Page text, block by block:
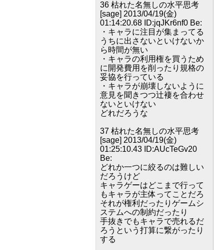
36 枯れた名無しの水平思考
[sage] 2013/04/19(金)
01:14:20.68 ID:jqJKr6nf0 Be:
・キャラに注目が集まってる
うちに出さないといけないか
ら時間が無い
・キャラの利用権を買うため
に開発費用を削ったり規格の
妥協を行っている
・キャラが崩壊しないように
意見を聞きつつ辻褄を合わせ
ないといけない
どれだろうな
37 枯れた名無しの水平思考
[sage] 2013/04/19(金)
01:25:10.43 ID:AUcTeGv20
Be:
どれか一つに絞るのは難しい
だろうけど
キャラゲーはどこまで行って
もキャラが主体ってことだろ
それが権利だったりゲームシ
ステムへの制約だったり
手抜きでもキャラで売れるだ
ろうという打算に繋がったり
する